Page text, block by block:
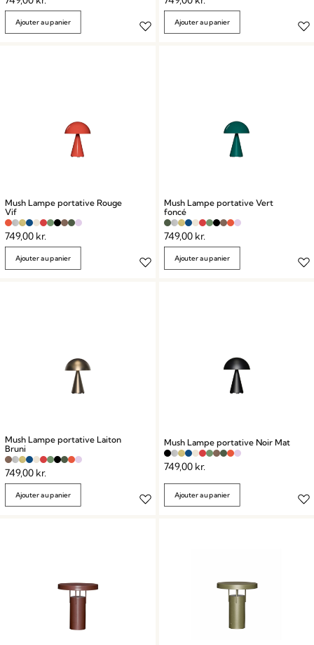
Ajouter au panier Ajouter au panier
Mush Lampe portative Rouge
Vif
749,00 kr.
Ajouter au panier
Mush Lampe portative Vert
foncé
749,00 kr.
Ajouter au panier
Mush Lampe portative Laiton
Bruni
749,00 kr.
Ajouter au panier
Mush Lampe portative Noir Mat
749,00 kr.
Ajouter au panier